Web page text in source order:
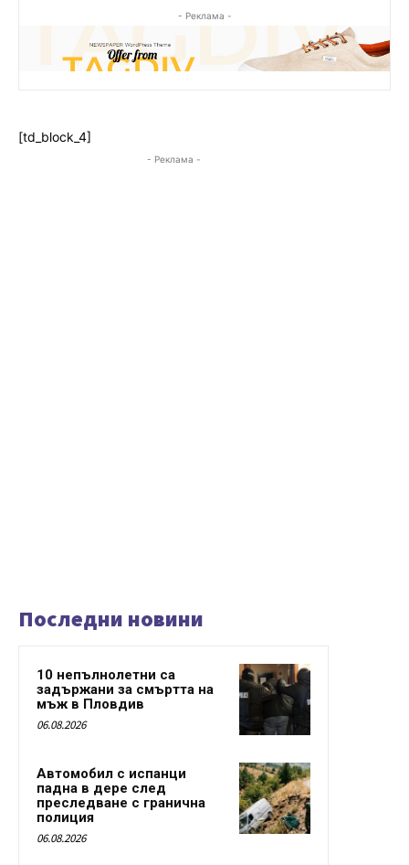
- Реклама -
[td_block_4]
- Реклама -
Последни новини
10 непълнолетни са
задържани за смъртта на
мъж в Пловдив
06.08.2026
Автомобил с испанци
падна в дере след
преследване с гранична
полиция
06.08.2026